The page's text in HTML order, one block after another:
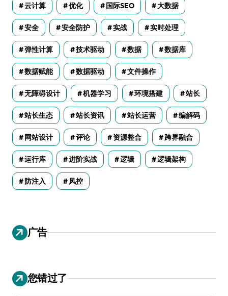
云计算 优化 国际SEO 大数据
安全 安全防护 实战 实时处理
弹性计算 技术驱动 数据 数据库
数据赋能 数据驱动 文件操作
无障碍设计 机器学习 环境搭建 站长
站长生态 站长资讯 站长运营 编解码
网站设计 评论 资源整合 跨界融合
运行库 进阶实战 逻辑 逻辑架构
防注入 风控
广告
您错过了